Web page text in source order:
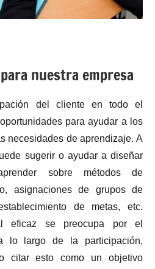
nuestra empresa
del cliente en todo el
para ayudar a los
necesidades de aprendizaje. A
sugerir o ayudar a diseñar
sobre métodos de
asignaciones de grupos de
de metas, etc.
eficaz se preocupa por el
lo largo de la participación,
citar esto como un objetivo